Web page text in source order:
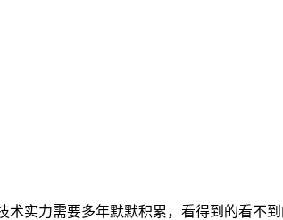
实力需要多年默默积累，看得到的看不到